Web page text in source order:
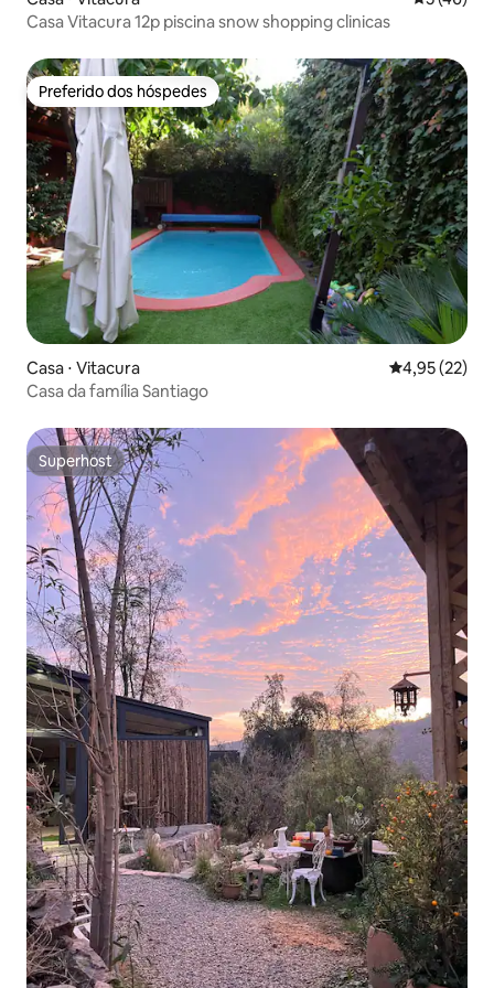
Casa Vitacura 12p piscina snow shopping clinicas
Preferido dos hóspedes
Preferido dos hóspedes
Casa ⋅ Vitacura 4,95 de uma
4,95 (22)
Casa da família Santiago
Superhost
Superhost